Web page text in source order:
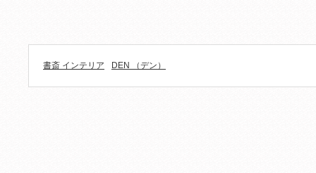
書斎 インテリア DEN （デン）